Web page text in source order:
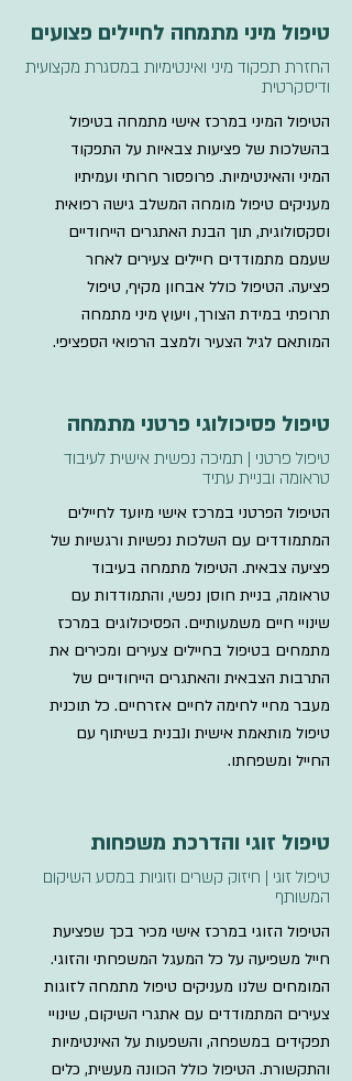
טיפול מיני מתמחה לחיילים פצועים
החזרת תפקוד מיני ואינטימיות במסגרת מקצועית
ודיסקרטית
הטיפול המיני במרכז אישי מתמחה בטיפול
בהשלכות של פציעות צבאיות על התפקוד
המיני והאינטימיות. פרופסור חרותי ועמיתיו
מעניקים טיפול מומחה המשלב גישה רפואית
וסקסולוגית, תוך הבנת האתגרים הייחודיים
שעמם מתמודדים חיילים צעירים לאחר
פציעה. הטיפול כולל אבחון מקיף, טיפול
תרופתי במידת הצורך, ויעוץ מיני מתמחה
המותאם לגיל הצעיר ולמצב הרפואי הספציפי.
טיפול פסיכולוגי פרטני מתמחה
טיפול פרטני | תמיכה נפשית אישית לעיבוד
טראומה ובניית עתיד
הטיפול הפרטני במרכז אישי מיועד לחיילים
המתמודדים עם השלכות נפשיות ורגשיות של
פציעה צבאית. הטיפול מתמחה בעיבוד
טראומה, בניית חוסן נפשי, והתמודדות עם
שינויי חיים משמעותיים. הפסיכולוגים במרכז
מתמחים בטיפול בחיילים צעירים ומכירים את
התרבות הצבאית והאתגרים הייחודיים של
מעבר מחיי לחימה לחיים אזרחיים. כל תוכנית
טיפול מותאמת אישית ונבנית בשיתוף עם
החייל ומשפחתו.
טיפול זוגי והדרכת משפחות
טיפול זוגי | חיזוק קשרים וזוגיות במסע השיקום
המשותף
הטיפול הזוגי במרכז אישי מכיר בכך שפציעת
חייל משפיעה על כל המעגל המשפחתי והזוגי.
המומחים שלנו מעניקים טיפול מתמחה לזוגות
צעירים המתמודדים עם אתגרי השיקום, שינויי
תפקידים במשפחה, והשפעות על האינטימיות
והתקשורת. הטיפול כולל הכוונה מעשית, כלים